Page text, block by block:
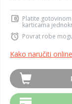
Platite
karticama
Povrat robe
Kako naručiti